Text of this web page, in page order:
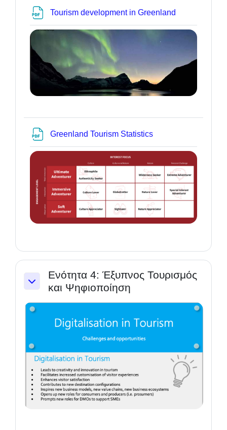
Tourism development in Greenland
Greenland Tourism Statistics
Einklappen
Ενότητα 4: Έξυπνος Τουρισμός
και Ψηφιοποίηση